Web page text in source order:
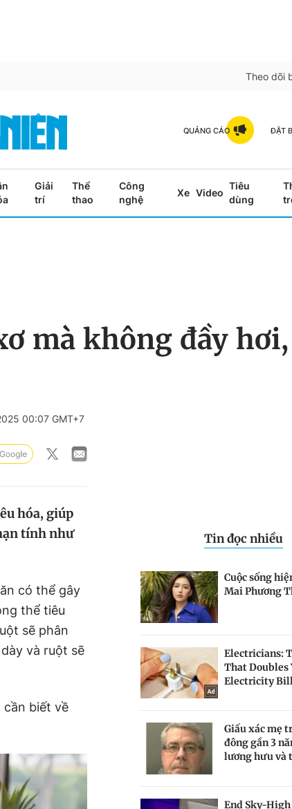
Theo dõi
QUẢNG CÁO ĐẶT
Giải
trí
Thể
thao
Công
nghệ
Xe Video
Tiêu
dùng
mà không đầy hơi,
00:07 GMT+7
hóa, giúp
tính như
có thể gây
thể tiêu
sẽ phân
và ruột sẽ
cần biết về